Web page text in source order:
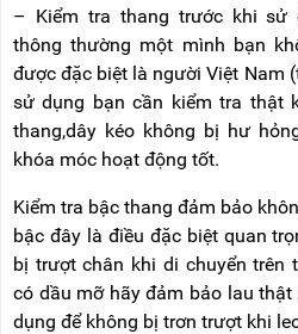
NIKAWA
GIỚI
THIỆU
ĐẠI
LÝ
BẢO
HÀNH
LIÊN
HỆ
THANG
NHÔM
CÔNG
NGHIỆP
THANG
NHÔM
GIÁO
VÁN
THANG
RẢNH
TAY
– Kiểm tra thang trước khi sử
thông thường một mình bạn
được đặc biệt là người Việt Nam
sử dụng bạn cần kiểm tra thật
thang,dây kéo không bị hư
khóa móc hoạt động tốt.
Kiểm tra bậc thang đảm bảo
bậc đây là điều đặc biệt quan
bị trượt chân khi di chuyển trên
có dầu mỡ hãy đảm bảo lau
dụng để không bị trơn trượt khi